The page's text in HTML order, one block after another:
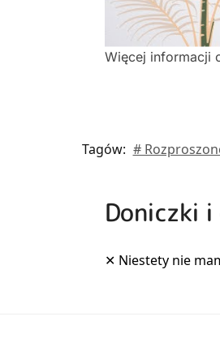
Więcej informacji
Tagów: #
Doniczki